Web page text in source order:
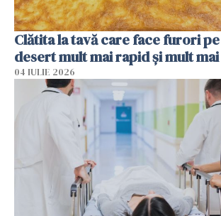
Clătita la tavă care face furori
desert mult mai rapid și mult
04 IULIE 2026